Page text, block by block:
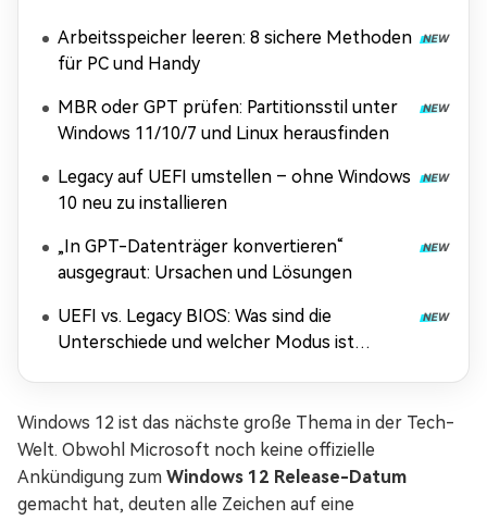
Arbeitsspeicher leeren: 8 sichere Methoden
für PC und Handy
MBR oder GPT prüfen: Partitionsstil unter
Windows 11/10/7 und Linux herausfinden
Legacy auf UEFI umstellen – ohne Windows
10 neu zu installieren
„In GPT-Datenträger konvertieren“
ausgegraut: Ursachen und Lösungen
UEFI vs. Legacy BIOS: Was sind die
Unterschiede und welcher Modus ist
Windows 12 ist das nächste große Thema in der Tech-
Welt. Obwohl Microsoft noch keine offizielle
Ankündigung zum Windows 12 Release-Datum
gemacht hat, deuten alle Zeichen auf eine